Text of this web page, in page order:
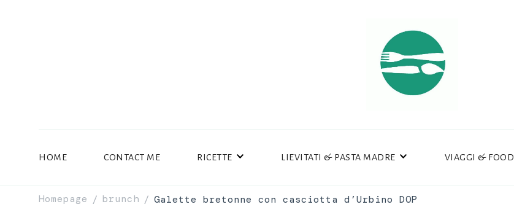
HOME CONTACT ME RICETTE LIEVITATI & PASTA MADRE VIAGGI & FOOD
Homepage / brunch / Galette bretonne con casciotta d’Urbino DOP